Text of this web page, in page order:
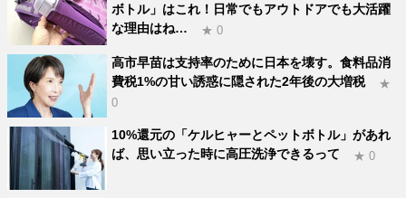
ボトル」はこれ！日常でもアウトドアでも大活躍
な理由はね…
★ 0
高市早苗は支持率のために日本を壊す。食料品消
費税1%の甘い誘惑に隠された2年後の大増税
★
0
10%還元の「ケルヒャーとペットボトル」があれ
ば、思い立った時に高圧洗浄できるって
★ 0